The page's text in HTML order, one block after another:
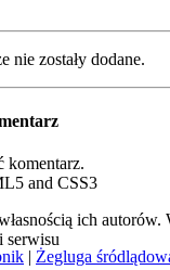
nie zostały dodane.
komentarz.
ich
serwisu
| Żegluga